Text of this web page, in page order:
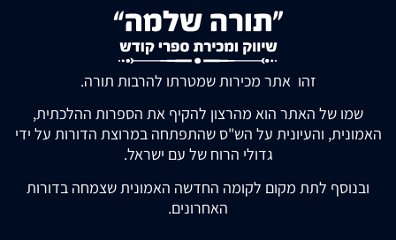
זהו אתר מכירות שמטרתו להרבות תורה.
שמו של האתר הוא מהרצון להקיף את הספרות ההלכתית,
האמונית, והעיונית על הש"ס שהתפתחה במרוצת הדורות על ידי
גדולי הרוח של עם ישראל.
ובנוסף לתת מקום לקומה החדשה האמונית שצמחה בדורות
האחרונים.